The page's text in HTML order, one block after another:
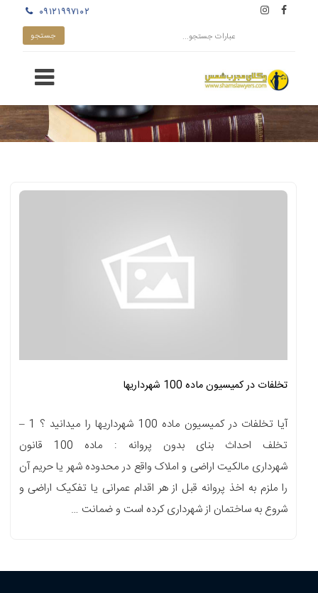
۰۹۱۲۱۹۹۷۱۰۲
تخلفات در کمیسیون ماده 100 شهرداریها
آیا تخلفات در کمیسیون ماده 100 شهرداریها را میدانید ؟ 1 –
تخلف احداث بنای بدون پروانه : ماده 100 قانون
شهرداری مالکیت اراضی و املاک واقع در محدوده شهر یا حریم آن
را ملزم به اخذ پروانه قبل از هر اقدام عمرانی یا تفکیک اراضی و
شروع به ساختمان از شهرداری کرده است و ضمانت …